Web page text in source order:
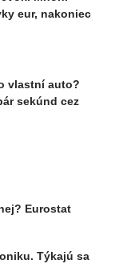
eur, nakoniec
vlastní auto?
sekúnd cez
Eurostat
Týkajú sa